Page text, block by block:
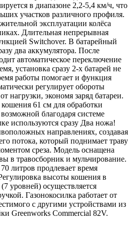
в диапазоне 2,2-5,4 км/ч, что
участков различного профиля.
эксплуатации колёса
Длительная непрерывная
Switchover. В батарейный
два аккумулятора. После
автоматическое переключение
установка сразу 2-х батарей не
работы помогает и функция
регулирует обороты
нагрузки, экономя заряд батареи.
61 см для обработки
благодаря системе
используются сразу Два ножа!
направлениях, создавая
потока, который поднимает траву
среза. Модель оснащена
в травосборник и мульчирование.
литров продлевает время
высоты кошения в
уровней) осуществляется
Газонокосилка работает от
с другими устройствами из
Greenworks Commercial 82V.